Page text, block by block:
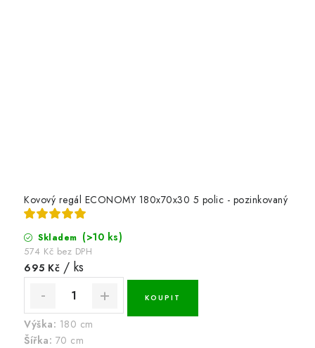
Kovový regál ECONOMY 180x70x30 5 polic - pozinkovaný
Skladem (>10 ks)
574 Kč bez DPH
695 Kč / ks
Výška: 180 cm
Šířka: 70 cm